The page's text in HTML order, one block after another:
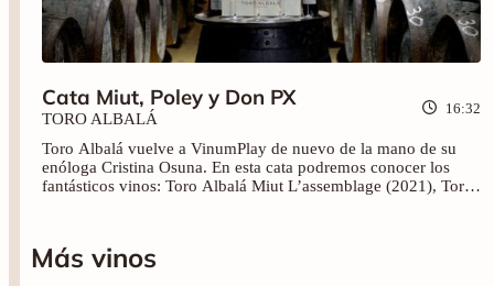
Cata Miut, Poley y Don PX
TORO ALBALÁ
16:32
Toro Albalá vuelve a VinumPlay de nuevo de la mano de su
enóloga Cristina Osuna. En esta cata podremos conocer los
fantásticos vinos: Toro Albalá Miut L’assemblage (2021), Toro
Más vinos